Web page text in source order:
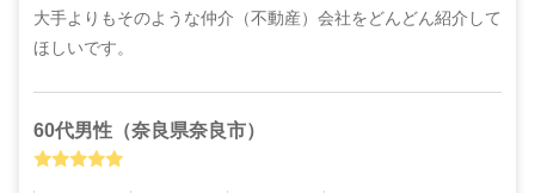
大手よりもそのような仲介（不動産）会社をどんどん紹介して
ほしいです。
60代男性 （奈良県奈良市）